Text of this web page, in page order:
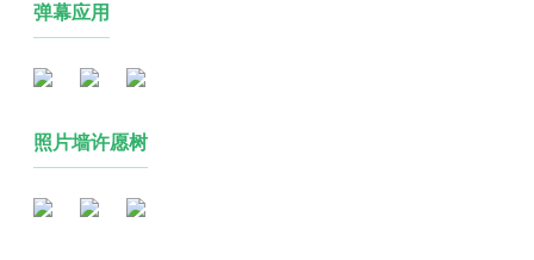
弹幕应用
照片墙许愿树